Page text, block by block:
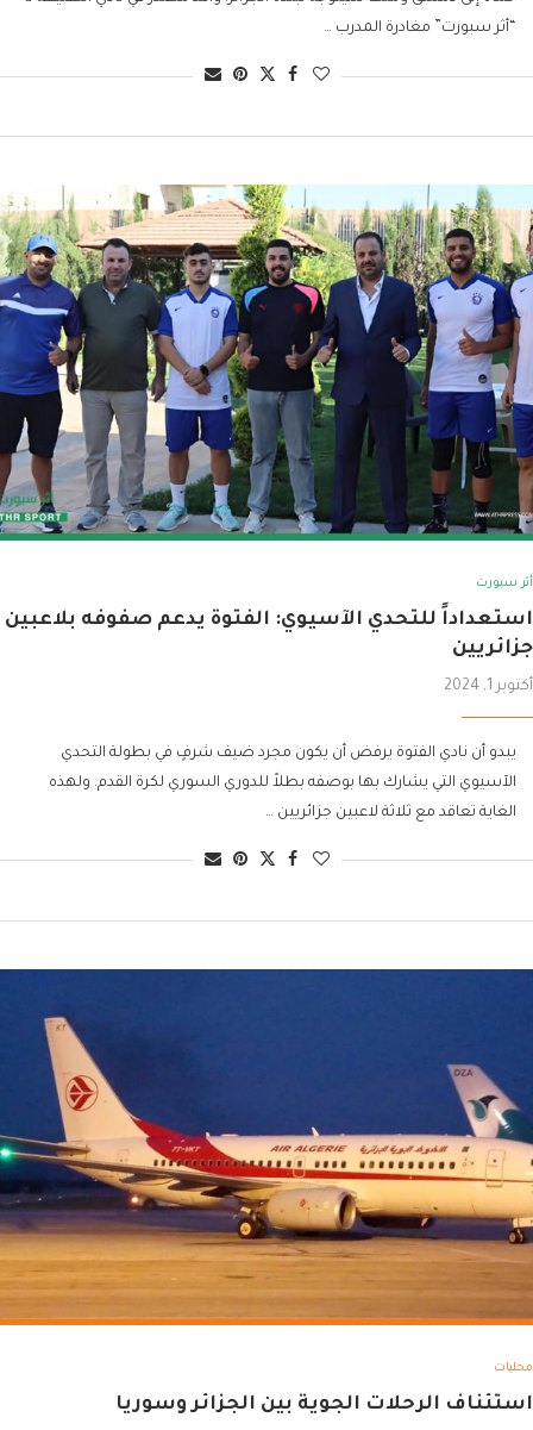
“أثر سبورت” مغادرة المدرب …
أثر سبورت
استعداداً للتحدي الآسيوي: الفتوة يدعم صفوفه بلاعبين
جزائريين
أكتوبر 1, 2024
يبدو أن نادي الفتوة يرفض أن يكون مجرد ضيف شرفٍ في بطولة التحدي
الآسيوي التي يشارك بها بوصفه بطلاً للدوري السوري لكرة القدم. ولهذه
الغاية تعاقد مع ثلاثة لاعبين جزائريين …
محليات
استئناف الرحلات الجوية بين الجزائر وسوريا